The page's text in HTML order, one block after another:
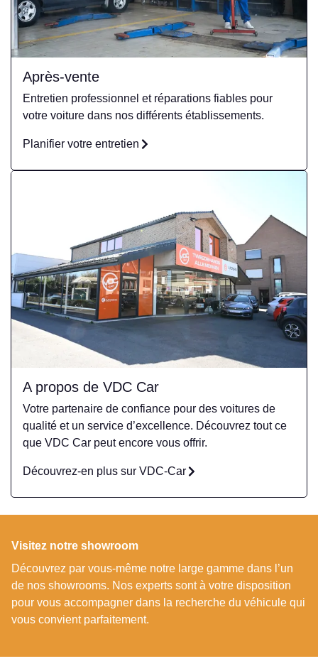
Après-vente
Entretien professionnel et réparations fiables pour
votre voiture dans nos différents établissements.
Planifier votre entretien
A propos de VDC Car
Votre partenaire de confiance pour des voitures de
qualité et un service d’excellence. Découvrez tout ce
que VDC Car peut encore vous offrir.
Découvrez-en plus sur VDC-Car
Visitez notre showroom
Découvrez par vous-même notre large gamme dans l’un
de nos showrooms. Nos experts sont à votre disposition
pour vous accompagner dans la recherche du véhicule qui
vous convient parfaitement.